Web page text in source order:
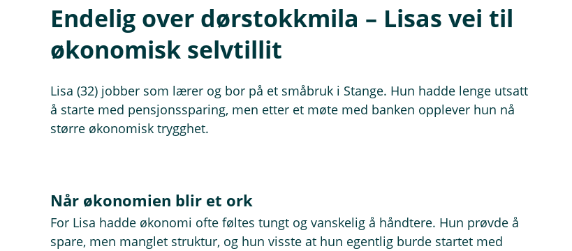
Endelig over dørstokkmila – Lisas vei til
økonomisk selvtillit
Lisa (32) jobber som lærer og bor på et småbruk i Stange. Hun hadde lenge utsatt
å starte med pensjonssparing, men etter et møte med banken opplever hun nå
større økonomisk trygghet.
Når økonomien blir et ork
For Lisa hadde økonomi ofte føltes tungt og vanskelig å håndtere. Hun prøvde å
spare, men manglet struktur, og hun visste at hun egentlig burde startet med